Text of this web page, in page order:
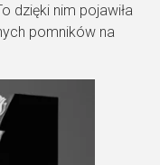
dzięki nim pojawiła
pomników na